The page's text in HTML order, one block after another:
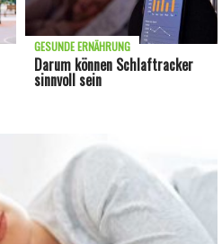
Darum können Schlaftracker
sinnvoll sein
GESUNDE ERNÄHRUNG